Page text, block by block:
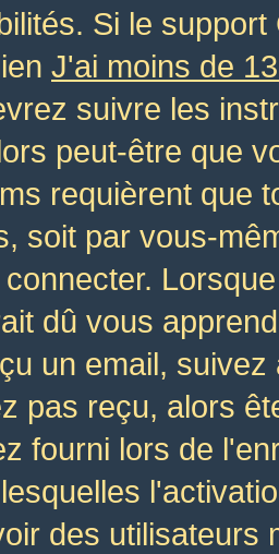
Si le
J'ai moins de
suivre les
peut-être que
requièrent que
soit par vous-
dû vous
un email,
pas reçu, alors
fourni lors de
des utilisateurs